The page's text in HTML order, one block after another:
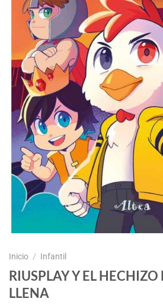
Inicio / Infantil
RIUSPLAY Y EL
LLENA